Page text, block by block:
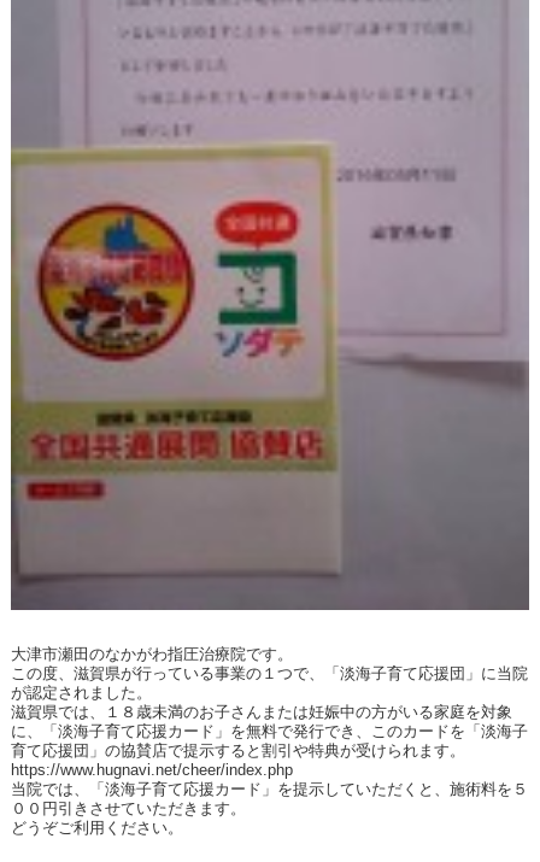
大津市瀬田のなかがわ指圧治療院です。
この度、滋賀県が行っている事業の１つで、「淡海子育て応援団」に当院
が認定されました。
滋賀県では、１８歳未満のお子さんまたは妊娠中の方がいる家庭を対象
に、「淡海子育て応援カード」を無料で発行でき、このカードを「淡海子
育て応援団」の協賛店で提示すると割引や特典が受けられます。
https://www.hugnavi.net/cheer/index.php
当院では、「淡海子育て応援カード」を提示していただくと、施術料を５
００円引きさせていただきます。
どうぞご利用ください。